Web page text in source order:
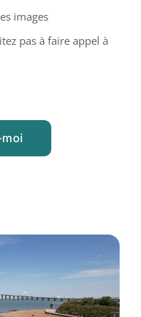
images
pas à faire appel à